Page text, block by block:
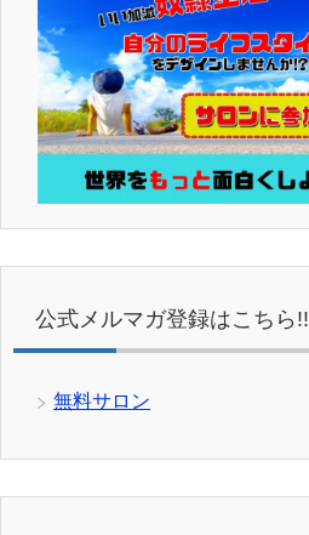
公式メルマガ登録はこちら!!
無料サロン